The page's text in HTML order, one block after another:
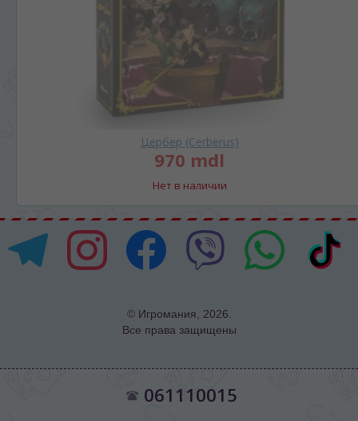
Цербер (Cerberus)
970 mdl
Нет в наличии
© Игромания, 2026.
Все права защищены
061110015